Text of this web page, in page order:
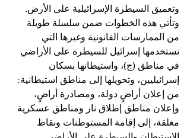
وتعميق السيطرة الإسرائيلية على الأرض.
وتأتي هذه الخطوات ضمن سلسلة طويلة
من الممارسات القانونية وغيرها التي
تستخدمها إسرائيل للسيطرة على الأراضي
في مناطق (ج)، واستيطانها بسكان
إسرائيليين، وتحويلها إلى مناطق استيطانية:
من إعلان أراضٍ دولة، ومصادرة أراضٍ،
وإعلان مناطق إطلاق نار ومناطق عسكرية
مغلقة، إلى إقامة المستوطنات ونقاط